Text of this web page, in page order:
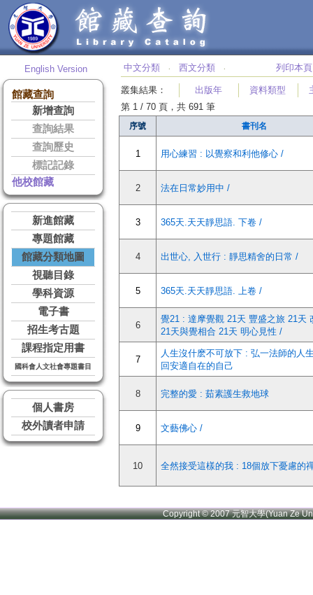
English Version
館藏查詢
新增查詢
查詢結果
查詢歷史
標記記錄
他校館藏
新進館藏
專題館藏
館藏分類地圖
視聽目錄
學科資源
電子書
招生考古題
課程指定用書
國科會人文社會專題書目
個人書房
校外讀者申請
中文分類 ‧ 西文分類 ‧ 列印本頁
叢集結果 ： 出版年 資料類型
第 1 / 70 頁，共 691 筆
序號 書刊名
1 用心練習 : 以覺察和利他修心 /
2 法在日常妙用中 /
3 365天.天天靜思語. 下卷 /
4 出世心, 入世行 : 靜思精舍的日常 /
5 365天.天天靜思語. 上卷 /
6
覺21 : 達摩覺觀 21天 豐盛之旅 21天
21天與覺相合 21天 明心見性 /
7
人生沒什麽不可放下 : 弘一法師的人
回安適自在的自己
8 完整的愛 : 茹素護生救地球
9 文藝佛心 /
10 全然接受這樣的我 : 18個放下憂慮的
Copyright © 2007 元智大學(Yuan Ze